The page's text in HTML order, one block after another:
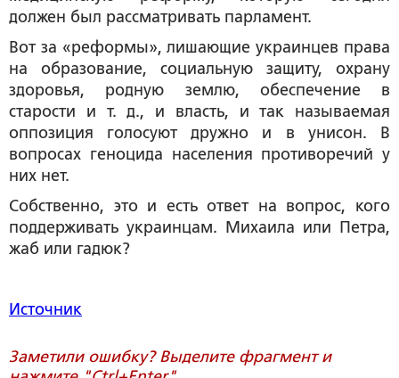
должен был рассматривать парламент.
Вот за «реформы», лишающие украинцев права
на образование, социальную защиту, охрану
здоровья, родную землю, обеспечение в
старости и т. д., и власть, и так называемая
оппозиция голосуют дружно и в унисон. В
вопросах геноцида населения противоречий у
них нет.
Собственно, это и есть ответ на вопрос, кого
поддерживать украинцам. Михаила или Петра,
жаб или гадюк?
Источник
Заметили ошибку? Выделите фрагмент и